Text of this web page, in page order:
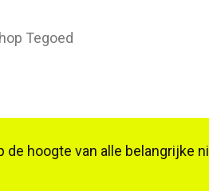
Tegoed
de hoogte van alle belangrijke